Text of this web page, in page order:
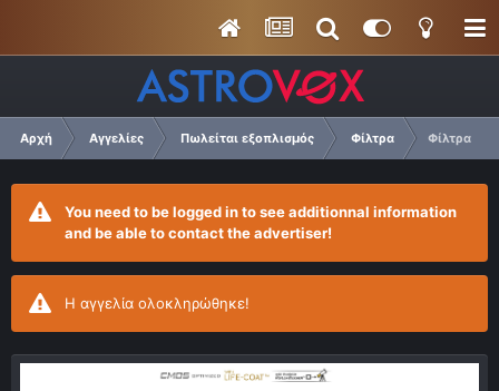
Αρχή Αγγελίες Πωλείται εξοπλισμός Φίλτρα Φίλτρα
You need to be logged in to see additionnal information
and be able to contact the advertiser!
Η αγγελία ολοκληρώθηκε!